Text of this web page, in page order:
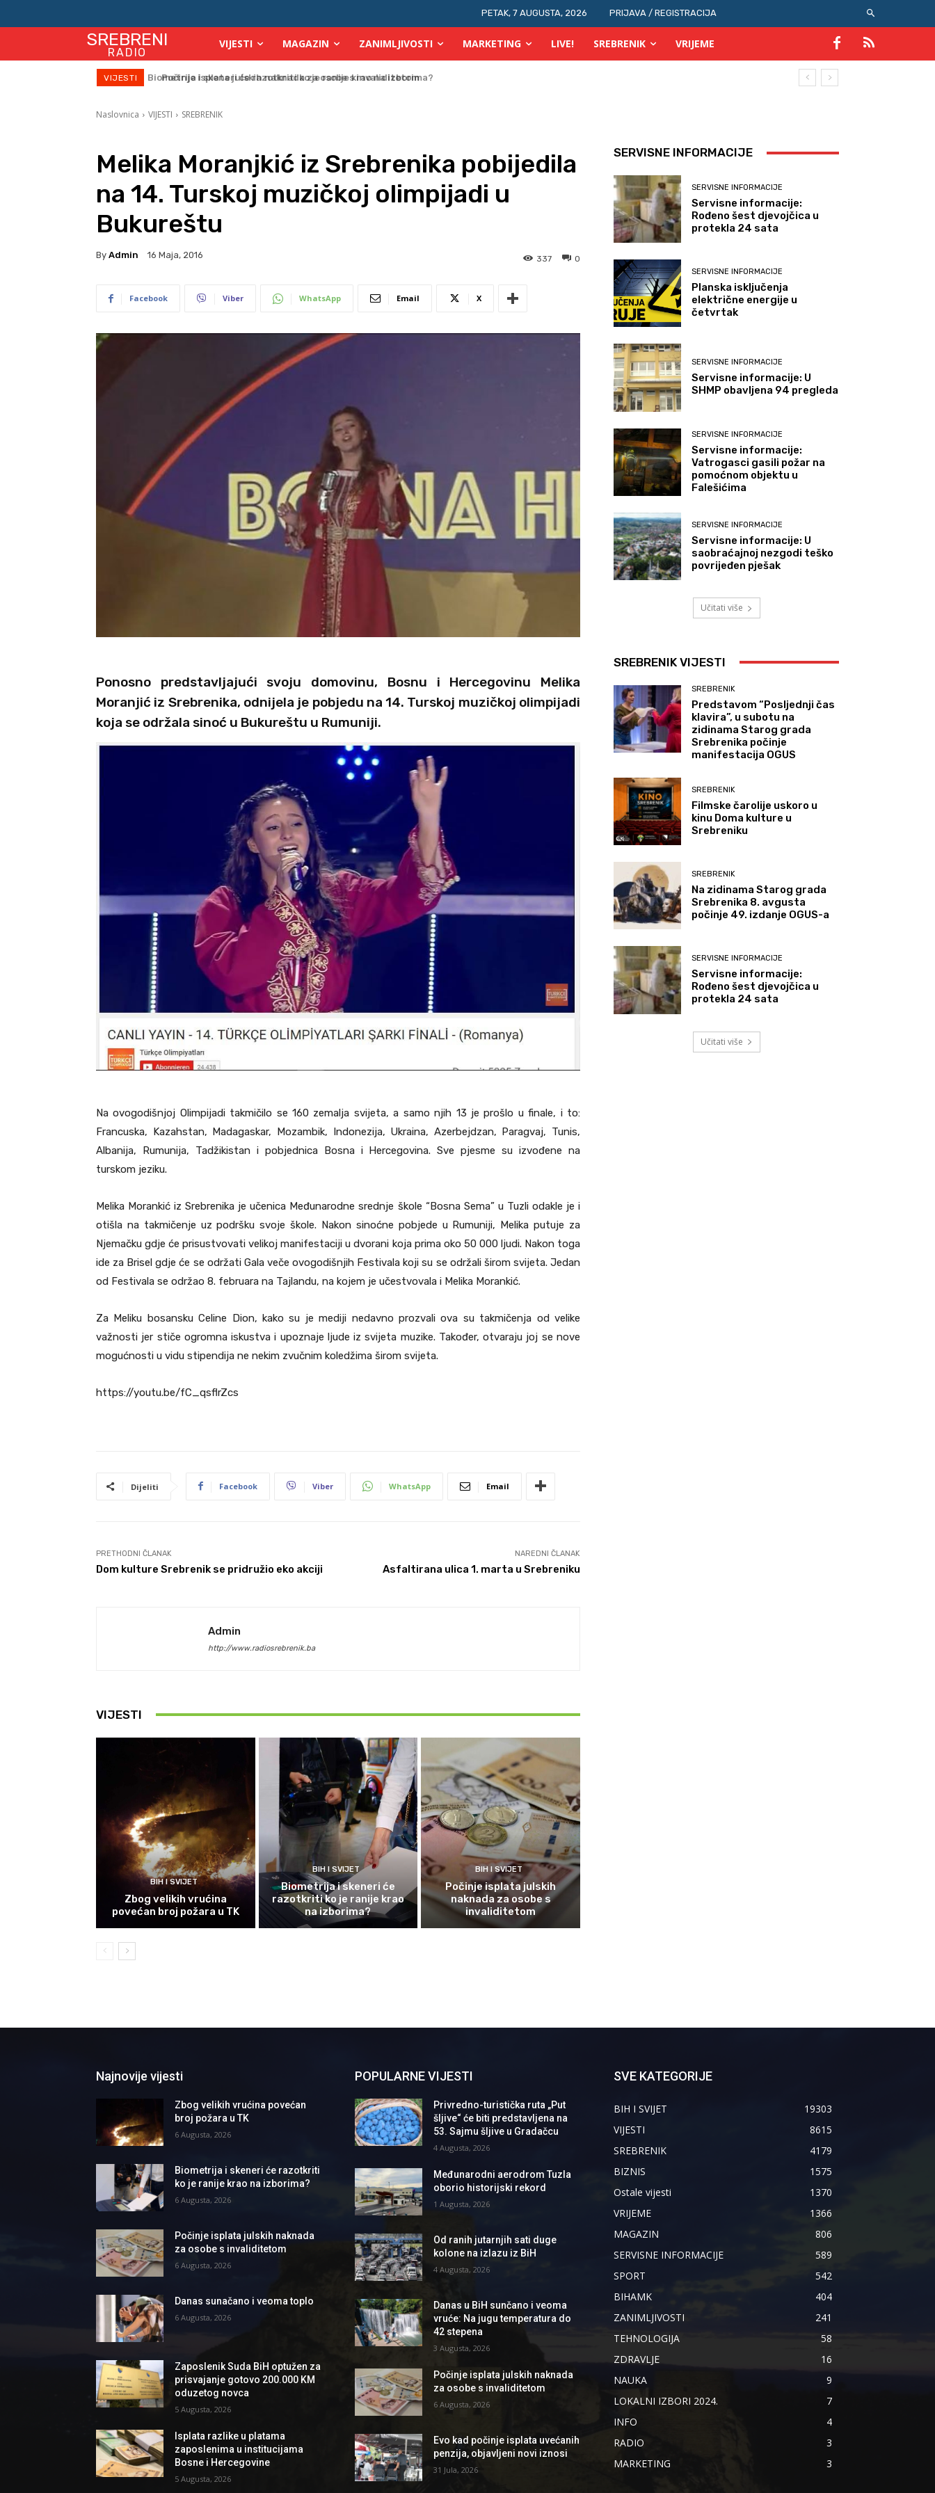
PETAK, 7 AUGUSTA, 2026 PRIJAVA / REGISTRACIJA
SREBRENI
RADIO
VIJESTI MAGAZIN ZANIMLJIVOSTI MARKETING LIVE! SREBRENIK VRIJEME
VIJESTI Počinje isplata julskih naknada za osobe s invaliditetom
Naslovnica VIJESTI SREBRENIK
Melika Moranjkić iz Srebrenika pobijedila
na 14. Turskoj muzičkoj olimpijadi u
Bukureštu
By Admin 16 Maja, 2016 0
337
Facebook Viber WhatsApp Email X
Ponosno predstavljajući svoju domovinu, Bosnu i Hercegovinu Melika
Moranjić iz Srebrenika, odnijela je pobjedu na 14. Turskoj muzičkoj olimpijadi
koja se održala sinoć u Bukureštu u Rumuniji.
Na ovogodišnjoj Olimpijadi takmičilo se 160 zemalja svijeta, a samo njih 13 je prošlo u finale, i to:
Francuska, Kazahstan, Madagaskar, Mozambik, Indonezija, Ukraina, Azerbejdzan, Paragvaj, Tunis,
Albanija, Rumunija, Tadžikistan i pobjednica Bosna i Hercegovina. Sve pjesme su izvođene na
turskom jeziku.
Melika Morankić iz Srebrenika je učenica Međunarodne srednje škole “Bosna Sema” u Tuzli odakle je i
otišla na takmičenje uz podršku svoje škole. Nakon sinoćne pobjede u Rumuniji, Melika putuje za
Njemačku gdje će prisustvovati velikoj manifestaciji u dvorani koja prima oko 50 000 ljudi. Nakon toga
ide za Brisel gdje će se održati Gala veče ovogodišnjih Festivala koji su se održali širom svijeta. Jedan
od Festivala se održao 8. februara na Tajlandu, na kojem je učestvovala i Melika Morankić.
Za Meliku bosansku Celine Dion, kako su je mediji nedavno prozvali ova su takmičenja od velike
važnosti jer stiče ogromna iskustva i upoznaje ljude iz svijeta muzike. Također, otvaraju joj se nove
mogućnosti u vidu stipendija ne nekim zvučnim koledžima širom svijeta.
https://youtu.be/fC_qsflrZcs
Dijeliti Facebook Viber WhatsApp Email
PRETHODNI ČLANAK
Dom kulture Srebrenik se pridružio eko akciji
NAREDNI ČLANAK
Asfaltirana ulica 1. marta u Srebreniku
Admin
http://www.radiosrebrenik.ba
VIJESTI
BIH I SVIJET
Zbog velikih vrućina
povećan broj požara u TK
BIH I SVIJET
Biometrija i skeneri će
razotkriti ko je ranije krao
na izborima?
BIH I SVIJET
Počinje isplata julskih
naknada za osobe s
invaliditetom
SERVISNE INFORMACIJE
SERVISNE INFORMACIJE
Servisne informacije:
Rođeno šest djevojčica u
protekla 24 sata
SERVISNE INFORMACIJE
Planska isključenja
električne energije u
četvrtak
SERVISNE INFORMACIJE
Servisne informacije: U
SHMP obavljena 94 pregleda
SERVISNE INFORMACIJE
Servisne informacije:
Vatrogasci gasili požar na
pomoćnom objektu u
Falešićima
SERVISNE INFORMACIJE
Servisne informacije: U
saobraćajnoj nezgodi teško
povrijeđen pješak
Učitati više
SREBRENIK VIJESTI
SREBRENIK
Predstavom “Posljednji čas
klavira”, u subotu na
zidinama Starog grada
Srebrenika počinje
manifestacija OGUS
SREBRENIK
Filmske čarolije uskoro u
kinu Doma kulture u
Srebreniku
SREBRENIK
Na zidinama Starog grada
Srebrenika 8. avgusta
počinje 49. izdanje OGUS-a
SERVISNE INFORMACIJE
Servisne informacije:
Rođeno šest djevojčica u
protekla 24 sata
Učitati više
Najnovije vijesti
Zbog velikih vrućina povećan
broj požara u TK
6 Augusta, 2026
Biometrija i skeneri će razotkriti
ko je ranije krao na izborima?
6 Augusta, 2026
Počinje isplata julskih naknada
za osobe s invaliditetom
6 Augusta, 2026
Danas sunačano i veoma toplo
6 Augusta, 2026
Zaposlenik Suda BiH optužen za
prisvajanje gotovo 200.000 KM
oduzetog novca
5 Augusta, 2026
Isplata razlike u platama
zaposlenima u institucijama
Bosne i Hercegovine
5 Augusta, 2026
POPULARNE VIJESTI
Privredno-turistička ruta „Put
šljive“ će biti predstavljena na
53. Sajmu šljive u Gradačcu
4 Augusta, 2026
Međunarodni aerodrom Tuzla
oborio historijski rekord
1 Augusta, 2026
Od ranih jutarnjih sati duge
kolone na izlazu iz BiH
4 Augusta, 2026
Danas u BiH sunčano i veoma
vruće: Na jugu temperatura do
42 stepena
3 Augusta, 2026
Počinje isplata julskih naknada
za osobe s invaliditetom
6 Augusta, 2026
Evo kad počinje isplata uvećanih
penzija, objavljeni novi iznosi
31 Jula, 2026
SVE KATEGORIJE
BIH I SVIJET
19303
VIJESTI
8615
SREBRENIK
4179
BIZNIS
1575
Ostale vijesti
1370
VRIJEME
1366
MAGAZIN
806
SERVISNE INFORMACIJE
589
SPORT
542
BIHAMK
404
ZANIMLJIVOSTI
241
TEHNOLOGIJA
58
ZDRAVLJE
16
NAUKA
9
LOKALNI IZBORI 2024.
7
INFO
4
RADIO
3
MARKETING
3